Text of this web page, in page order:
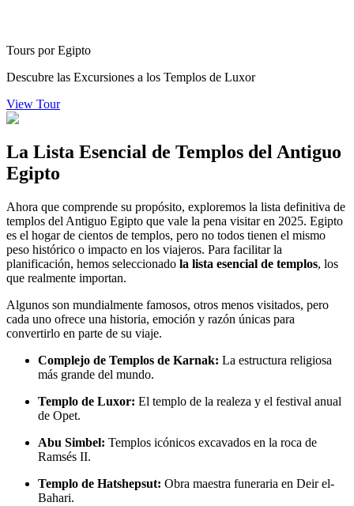
Tours por Egipto
Descubre las Excursiones a los Templos de Luxor
View Tour
La Lista Esencial de Templos del Antiguo
Egipto
Ahora que comprende su propósito, exploremos la lista definitiva de
templos del Antiguo Egipto que vale la pena visitar en 2025. Egipto
es el hogar de cientos de templos, pero no todos tienen el mismo
peso histórico o impacto en los viajeros. Para facilitar la
planificación, hemos seleccionado la lista esencial de templos, los
que realmente importan.
Algunos son mundialmente famosos, otros menos visitados, pero
cada uno ofrece una historia, emoción y razón únicas para
convertirlo en parte de su viaje.
Complejo de Templos de Karnak: La estructura religiosa
más grande del mundo.
Templo de Luxor: El templo de la realeza y el festival anual
de Opet.
Abu Simbel: Templos icónicos excavados en la roca de
Ramsés II.
Templo de Hatshepsut: Obra maestra funeraria en Deir el-
Bahari.